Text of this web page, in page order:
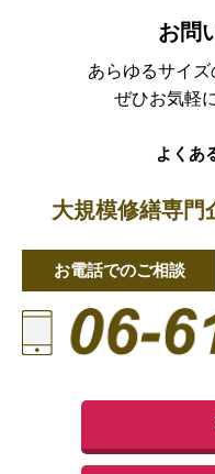
お問
あらゆるサイズ
ぜひお気軽
よくあ
大規模修繕専門
お電話でのご相談